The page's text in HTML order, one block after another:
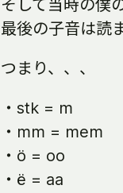
そして当時の僕
最後の子音は読
つまり、、、
・stk = m
・mm = mem
・ö = oo
・ë = aa